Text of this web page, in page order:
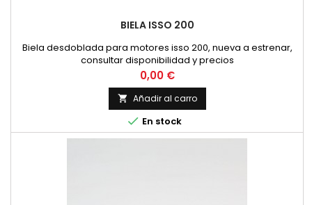
BIELA ISSO 200
Biela desdoblada para motores isso 200, nueva a estrenar,
consultar disponibilidad y precios
Precio
0,00 €
 Añadir al carro
 En stock